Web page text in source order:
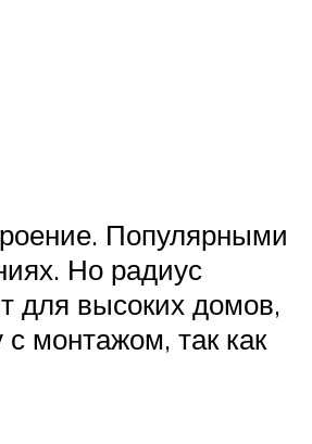
Популярными
Но радиус
для высоких домов,
монтажом, так как